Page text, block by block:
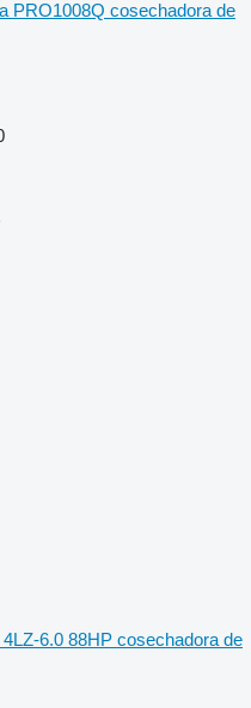
PRO1008Q cosechadora de
6.0 88HP cosechadora de